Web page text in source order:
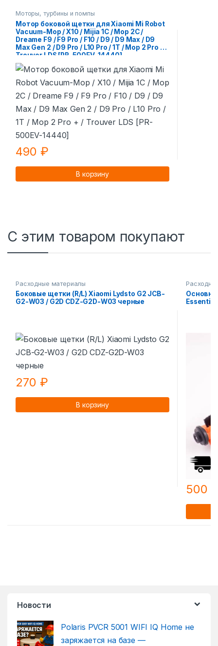
Моторы, турбины и помпы
Мотор боковой щетки для Xiaomi Mi Robot
Vacuum-Mop / X10 / Mijia 1C / Mop 2C /
Dreame F9 / F9 Pro / F10 / D9 / D9 Max / D9
Мах Gen 2 / D9 Pro / L10 Pro / 1T / Mop 2 Pro + /
Trouver LDS [PR-500EV-14440]
490 ₽
В корзину
С этим товаром покупают
Расходные материалы
Боковые щетки (R/L) Xiaomi Lydsto G2 JCB-
G2-W03 / G2D CDZ-G2D-W03 черные
270 ₽
В корзину
Essential
500
Новости
Polaris PVCR 5001 WIFI IQ Home не
заряжается на базе —